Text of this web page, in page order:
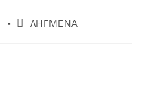
ΛΗΓΜΕΝΑ